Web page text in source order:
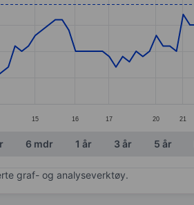
categories.
Data ranges from 1.5 to 1.7.
15 16 17 20 21
6 mdr 1 år 3 år 5 år
graf- og analyseverktøy.